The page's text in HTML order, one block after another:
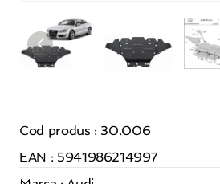
Cod produs : 30.006
EAN : 5941986214997